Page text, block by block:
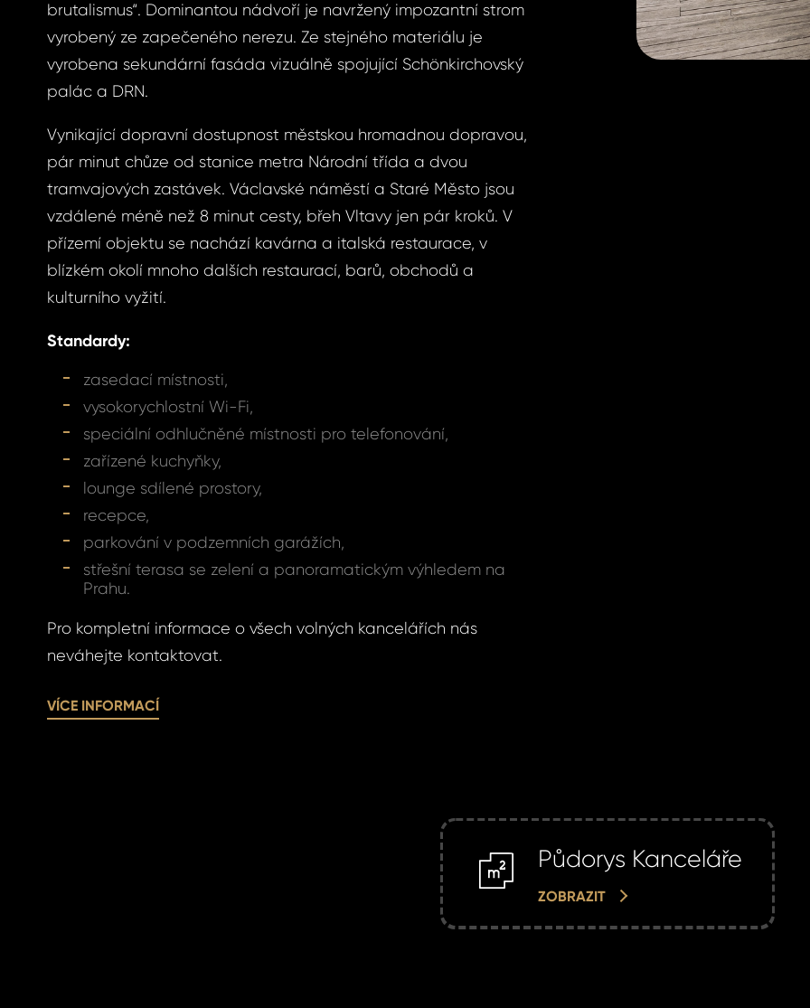
brutalismus“. Dominantou nádvoří je navržený impozantní strom
vyrobený ze zapečeného nerezu. Ze stejného materiálu je
vyrobena sekundární fasáda vizuálně spojující Schönkirchovský
palác a DRN.
Vynikající dopravní dostupnost městskou hromadnou dopravou,
pár minut chůze od stanice metra Národní třída a dvou
tramvajových zastávek. Václavské náměstí a Staré Město jsou
vzdálené méně než 8 minut cesty, břeh Vltavy jen pár kroků. V
přízemí objektu se nachází kavárna a italská restaurace, v
blízkém okolí mnoho dalších restaurací, barů, obchodů a
kulturního vyžití.
Standardy:
zasedací místnosti,
vysokorychlostní Wi-Fi,
speciální odhlučněné místnosti pro telefonování,
zařízené kuchyňky,
lounge sdílené prostory,
recepce,
parkování v podzemních garážích,
střešní terasa se zelení a panoramatickým výhledem na
Prahu.
Pro kompletní informace o všech volných kancelářích nás
neváhejte kontaktovat.
VÍCE INFORMACÍ
Půdorys Kanceláře
ZOBRAZIT
odkaz, na